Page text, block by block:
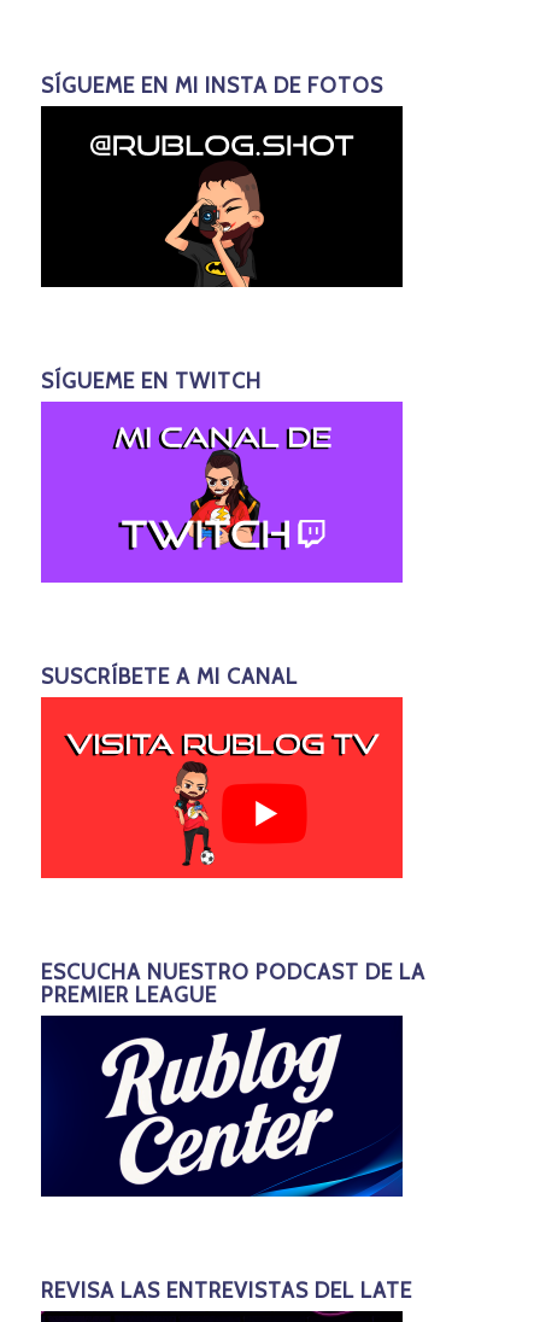
SÍGUEME EN MI INSTA DE FOTOS
SÍGUEME EN TWITCH
SUSCRÍBETE A MI CANAL
ESCUCHA NUESTRO PODCAST DE LA
PREMIER LEAGUE
REVISA LAS ENTREVISTAS DEL LATE